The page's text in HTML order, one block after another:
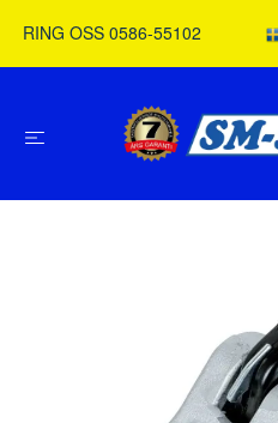
RING OSS 0586-55102